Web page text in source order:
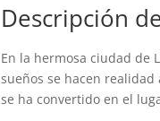
Descripción
En la hermosa ciudad de
sueños se hacen
se ha convertido en el